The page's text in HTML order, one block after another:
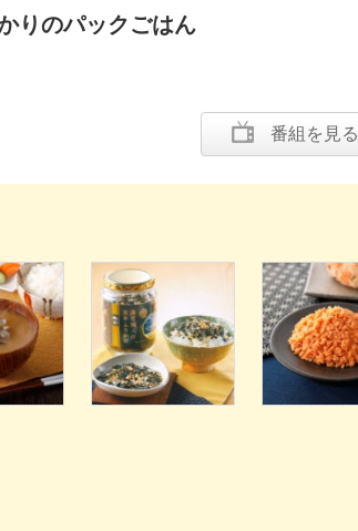
りのパックごはん
番組を見る